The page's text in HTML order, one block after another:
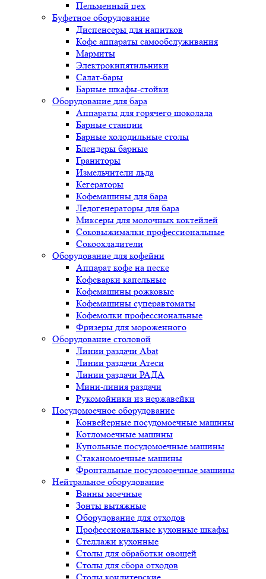
Пельменный цех
Буфетное оборудование
Диспенсеры для напитков
Кофе аппараты самообслуживания
Мармиты
Электрокипятильники
Cалат-бары
Барные шкафы-стойки
Оборудование для бара
Аппараты для горячего шоколада
Барные станции
Барные холодильные столы
Блендеры барные
Граниторы
Измельчители льда
Кегераторы
Кофемашины для бара
Ледогенераторы для бара
Миксеры для молочных коктейлей
Соковыжималки профессиональные
Сокоохладители
Оборудование для кофейни
Аппарат кофе на песке
Кофеварки капельные
Кофемашины рожковые
Кофемашины суперавтоматы
Кофемолки профессиональные
Фризеры для мороженного
Оборудование столовой
Линии раздачи Abat
Линии раздачи Атеси
Линии раздачи РАДА
Мини-линия раздачи
Рукомойники из нержавейки
Посудомоечное оборудование
Конвейерные посудомоечные машины
Котломоечные машины
Купольные посудомоечные машины
Стаканомоечные машины
Фронтальные посудомоечные машины
Нейтральное оборудование
Ванны моечные
Зонты вытяжные
Оборудование для отходов
Профессиональные кухонные шкафы
Стеллажи кухонные
Столы для обработки овощей
Столы для сбора отходов